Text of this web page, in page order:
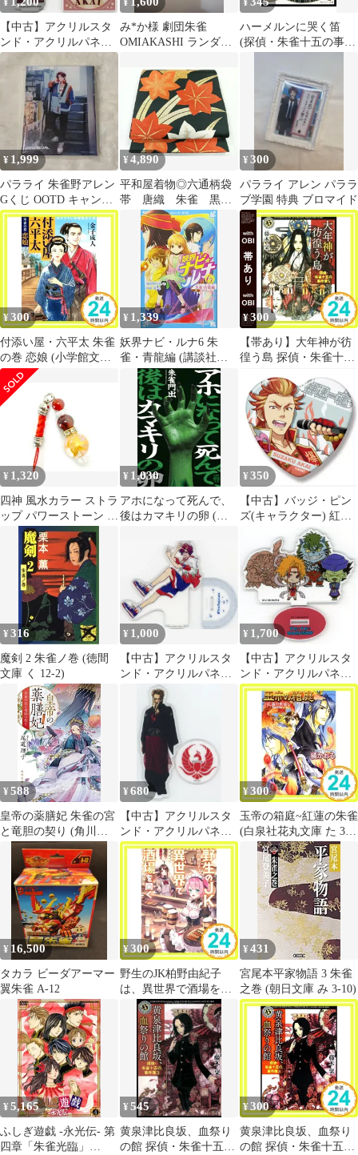
¥
【中古】アクリルスタ
ンド・アクリルパネル
紅井朱雀 公式アクリル
スタンド 「アイドルマ
スター SideM×オビワ
¥
み*か様 劇団朱雀
OMIAKASHI ランダム
¥
ハーメルンに哭く笛
(探偵・朱雀十五の事件
¥ 1,999
パラライ 朱雀野アレン
Gくじ OOTD キャンバ
スボード
¥4,890
平和屋着物◎六通柄袋
帯 唐織 朱雀 黒
地 金糸 正絹 逸
品 CABG1267nb
¥300
パラライ アレン パララ
ブ学園 特典 ブロマイド
¥300
付添い屋・六平太 朱雀
の巻 恋娘 (小学館文庫
か 35-6) 金子 成人_02
¥ 1,339
妖界ナビ・ルナ6 朱
雀・青龍編 (講談社青
い鳥文庫 E い 3-56)
¥300
【帯あり】大年神が彷
徨う島 探偵・朱雀十五
ー文庫) 藤木 稟;
THORES 柴本_09
¥ 1,320
四神 風水カラー ストラ
ップ パワーストーン 天
然石 携帯ストラップ キ
ーホルダー(朱雀)
¥ 1,030
アホになって死んで、
後はカマキリの卵 (竹
／朱雀門出
¥ 350
【中古】バッジ・ピン
ズ(キャラクター) 紅井
朱雀 ハート缶バッジ
「アイドルマスター
SideM」
¥316
魔剣 2 朱雀ノ巻 (徳間
文庫 く 12-2)
¥ 1,000
【中古】アクリルスタ
ンド・アクリルパネル
朱雀野アレン Seasonal
Show アクリルスタンド
Ver.1 「Paradox Live」
¥ 1,700
【中古】アクリルスタ
ンド・アクリルパネル
白虎＆朱雀＆青龍＆玄
武 「幽☆遊☆白書 #推
しとアメ 第2弾 in
FavoteriA-ファボテリ
ア- ミニキャラアクリ
ルスタンド」
¥588
皇帝の薬膳妃 朱雀の宮
と竜胆の契り (角川文
庫)
¥680
【中古】アクリルスタ
ンド・アクリルパネル
早乙女友貴 BIGアクリ
ルスタンド 「劇団朱雀
『OMIAKASHI』」
¥300
玉帝の箱庭~紅蓮の朱雀
(白泉社花丸文庫 た 3-
3) 橘 かおる; 甲田 イリ
ヤ_02
¥ 16,500
タカラ ビーダアーマー
翼朱雀 A-12
¥300
野生のJK柏野由紀子
は、異世界で酒場を開
く (電撃の新文芸) Y.A;
すざく_02
¥431
宮尾本平家物語 3 朱雀
之巻 (朝日文庫 み 3-10)
¥5,165
ふしぎ遊戯 -永光伝- 第
四章「朱雀光臨」
¥545
黄泉津比良坂、血祭り
の館 探偵・朱雀十五の
¥300
黄泉津比良坂、血祭り
の館 探偵・朱雀十五の